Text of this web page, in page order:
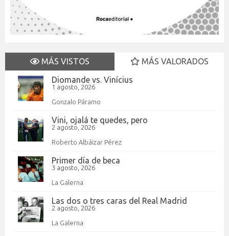
MÁS VISTOS
MÁS VALORADOS
Diomande vs. Vinícius
1 agosto, 2026
Gonzalo Páramo
Vini, ojalá te quedes, pero
2 agosto, 2026
Roberto Albáizar Pérez
Primer día de beca
3 agosto, 2026
La Galerna
Las dos o tres caras del Real Madrid
2 agosto, 2026
La Galerna